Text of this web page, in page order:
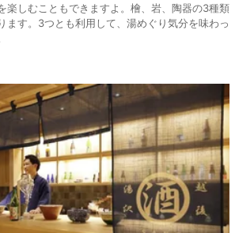
楽しむこともできますよ。檜、岩、陶器の3種類
ます。3つとも利用して、湯めぐり気分を味わっ